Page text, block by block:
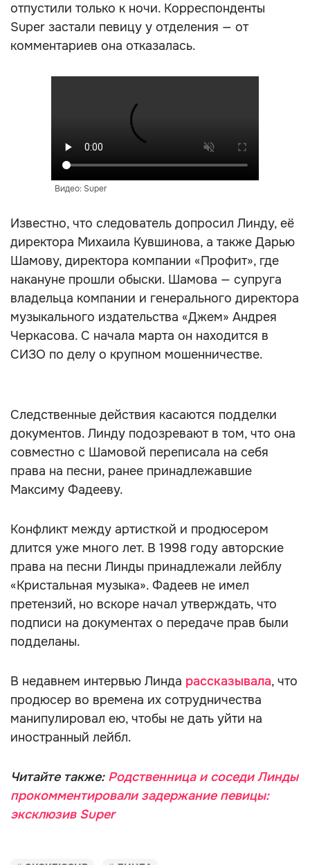
отпустили только к ночи. Корреспонденты
Super застали певицу у отделения — от
комментариев она отказалась.
Видео: Super
Известно, что следователь допросил Линду, её
директора Михаила Кувшинова, а также Дарью
Шамову, директора компании «Профит», где
накануне прошли обыски. Шамова — супруга
владельца компании и генерального директора
музыкального издательства «Джем» Андрея
Черкасова. С начала марта он находится в
СИЗО по делу о крупном мошенничестве.
Следственные действия касаются подделки
документов. Линду подозревают в том, что она
совместно с Шамовой переписала на себя
права на песни, ранее принадлежавшие
Максиму Фадееву.
Конфликт между артисткой и продюсером
длится уже много лет. В 1998 году авторские
права на песни Линды принадлежали лейблу
«Кристальная музыка». Фадеев не имел
претензий, но вскоре начал утверждать, что
подписи на документах о передаче прав были
подделаны.
В недавнем интервью Линда рассказывала, что
продюсер во времена их сотрудничества
манипулировал ею, чтобы не дать уйти на
иностранный лейбл.
Читайте также: Родственница и соседи Линды
прокомментировали задержание певицы:
эксклюзив Super